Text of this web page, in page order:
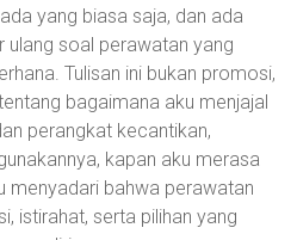
yang biasa saja, dan ada
soal perawatan yang
Tulisan ini bukan promosi,
bagaimana aku menjajal
perangkat kecantikan,
kapan aku merasa
menyadari bahwa perawatan
istirahat, serta pilihan yang